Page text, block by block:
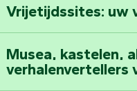
Al het dagboek
Vrijetijdssites: uw
Musea, kastelen,
verhalenvertellers
13 van het
Office de Tourisme
de bepalingen
van de
L211-12 van het
voorwaarden en